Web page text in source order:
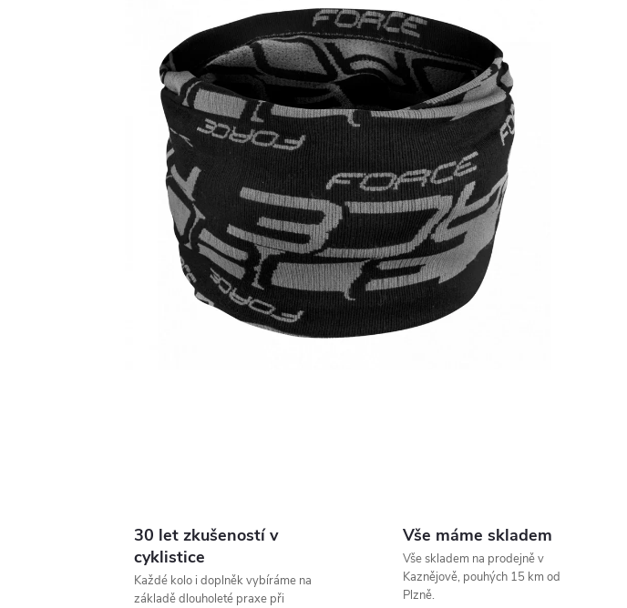
30 let zkušeností v
cyklistice
Každé kolo i doplněk vybíráme na
základě dlouholeté praxe při
Vše máme skladem
Vše skladem na prodejně v
Kaznějově, pouhých 15 km od
Plzně.